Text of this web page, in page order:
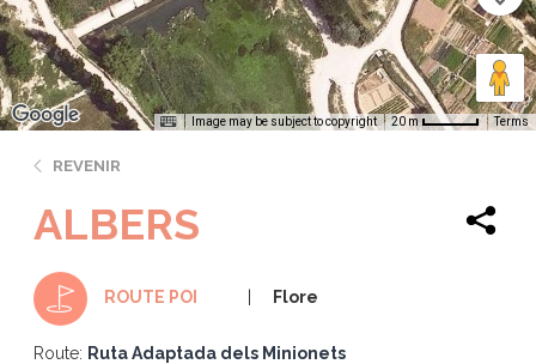
Image may be subject to copyright 20 m Terms
REVENIR
ALBERS
ROUTE POI Flore
Route: Ruta Adaptada dels Minionets